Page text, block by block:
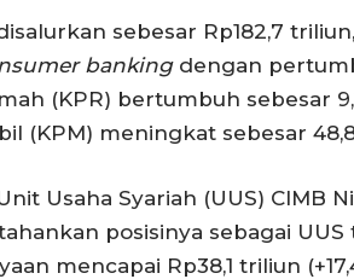
sebesar Rp182,7
bankingdengan
(KPR) bertumbuh sebesar
(KPM) meningkat sebesar
Usaha Syariah (UUS) CIMB
posisinya sebagai UUS
mencapai Rp38,1 triliun